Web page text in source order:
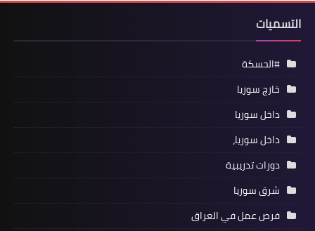
التسميات
#الحسكة
خارج سوريا
داخل سوريا
داخل سوريا،
دورات تدريبية
شرق سوريا
فرص عمل في العراق